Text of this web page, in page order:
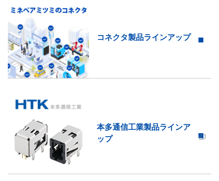
コネクタ製品ラインアップ
本多通信工業製品ラインア
ップ